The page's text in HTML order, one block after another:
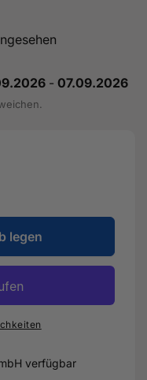
- 07.09.2026
legen
verfügbar